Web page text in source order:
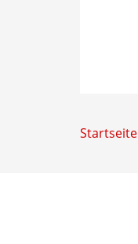
Startseite